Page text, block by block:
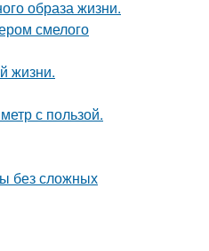
образа жизни.
смелого
жизни.
с пользой.
без сложных